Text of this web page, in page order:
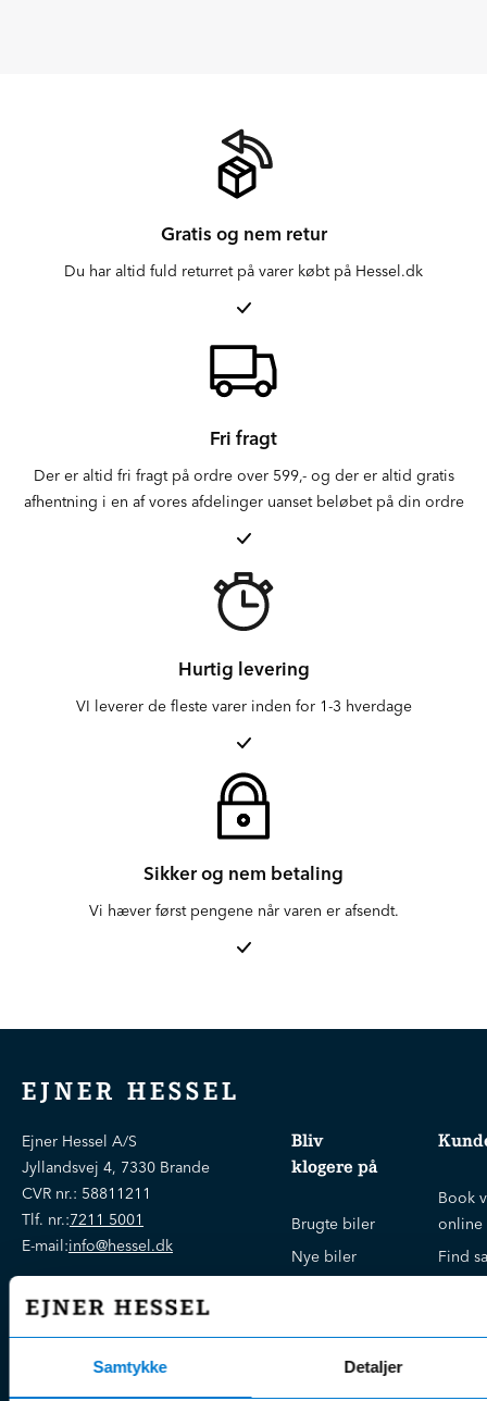
Samtykke Detaljer
Gratis og nem retur
Du har altid fuld returret på varer købt på Hessel.dk
Fri fragt
Der er altid fri fragt på ordre over 599,- og der er altid gratis
afhentning i en af vores afdelinger uanset beløbet på din ordre
Hurtig levering
VI leverer de fleste varer inden for 1-3 hverdage
Sikker og nem betaling
Vi hæver først pengene når varen er afsendt.
EJNER HESSEL
Ejner Hessel A/S
Jyllandsvej 4, 7330 Brande
CVR nr.: 58811211
Tlf. nr.:7211 5001
E-mail:info@hessel.dk
Åbningstider
Man - Fre:
07.30 - 17.30
Bliv
klogere på
Brugte biler
Nye biler
Book
online
Find